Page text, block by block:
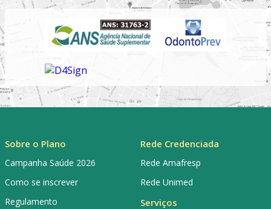
Sobre o Plano
Campanha Saúde 2026
Como se inscrever
Regulamento
Rede Credenciada
Rede Amafresp
Rede Unimed
Serviços